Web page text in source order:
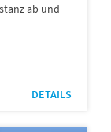
ab und
DETAILS